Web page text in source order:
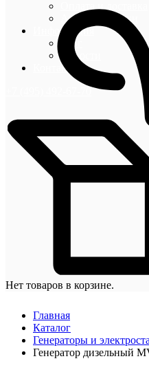
Акции и скидки
Информация
Блог
Новости
Контакты
Нет товаров в корзине.
Главная
Каталог
Генераторы и
Генератор дизельный